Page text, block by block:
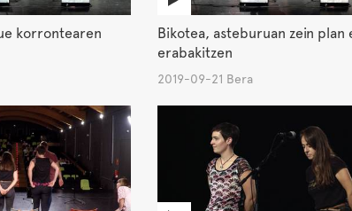
korrontearen
Bikotea, asteburuan zein plan
erabakitzen
2019-09-21 Bera